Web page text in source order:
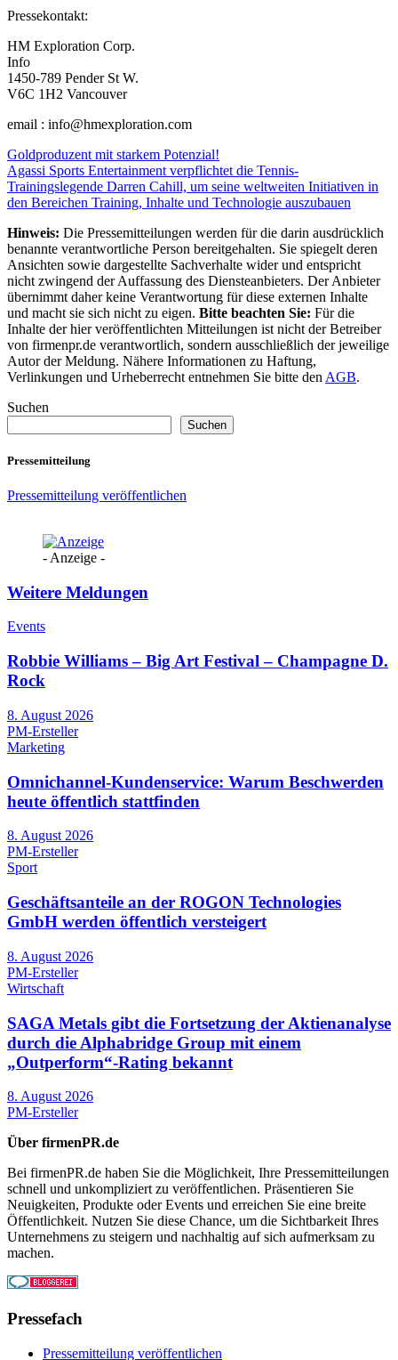
Pressekontakt:
HM Exploration Corp.
Info
1450-789 Pender St W.
V6C 1H2 Vancouver
email : info@hmexploration.com
Beitragsnavigation
Goldproduzent mit starkem Potenzial!
Agassi Sports Entertainment verpflichtet die Tennis-
Trainingslegende Darren Cahill, um seine weltweiten Initiativen in
den Bereichen Training, Inhalte und Technologie auszubauen
Hinweis: Die Pressemitteilungen werden für die darin ausdrücklich
benannte verantwortliche Person bereitgehalten. Sie spiegelt deren
Ansichten sowie dargestellte Sachverhalte wider und entspricht
nicht zwingend der Auffassung des Diensteanbieters. Der Anbieter
übernimmt daher keine Verantwortung für diese externen Inhalte
und macht sie sich nicht zu eigen. Bitte beachten Sie: Für die
Inhalte der hier veröffentlichten Mitteilungen ist nicht der Betreiber
von firmenpr.de verantwortlich, sondern ausschließlich der jeweilige
Autor der Meldung. Nähere Informationen zu Haftung,
Verlinkungen und Urheberrecht entnehmen Sie bitte den AGB.
Suchen
Suchen
Pressemitteilung
Pressemitteilung veröffentlichen
- Anzeige -
Weitere Meldungen
Events
Robbie Williams – Big Art Festival – Champagne D.
Rock
8. August 2026
PM-Ersteller
Marketing
Omnichannel-Kundenservice: Warum Beschwerden
heute öffentlich stattfinden
8. August 2026
PM-Ersteller
Sport
Geschäftsanteile an der ROGON Technologies
GmbH werden öffentlich versteigert
8. August 2026
PM-Ersteller
Wirtschaft
SAGA Metals gibt die Fortsetzung der Aktienanalyse
durch die Alphabridge Group mit einem
„Outperform“-Rating bekannt
8. August 2026
PM-Ersteller
Über firmenPR.de
Bei firmenPR.de haben Sie die Möglichkeit, Ihre Pressemitteilungen
schnell und unkompliziert zu veröffentlichen. Präsentieren Sie
Neuigkeiten, Produkte oder Events und erreichen Sie eine breite
Öffentlichkeit. Nutzen Sie diese Chance, um die Sichtbarkeit Ihres
Unternehmens zu steigern und nachhaltig auf sich aufmerksam zu
machen.
Pressefach
Pressemitteilung veröffentlichen